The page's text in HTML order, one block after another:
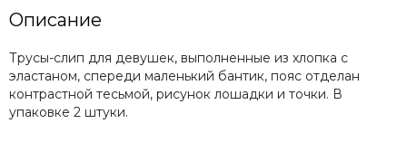
Описание
Трусы-слип для девушек, выполненные из хлопка с
эластаном, спереди маленький бантик, пояс отделан
контрастной тесьмой, рисунок лошадки и точки. В
упаковке 2 штуки.